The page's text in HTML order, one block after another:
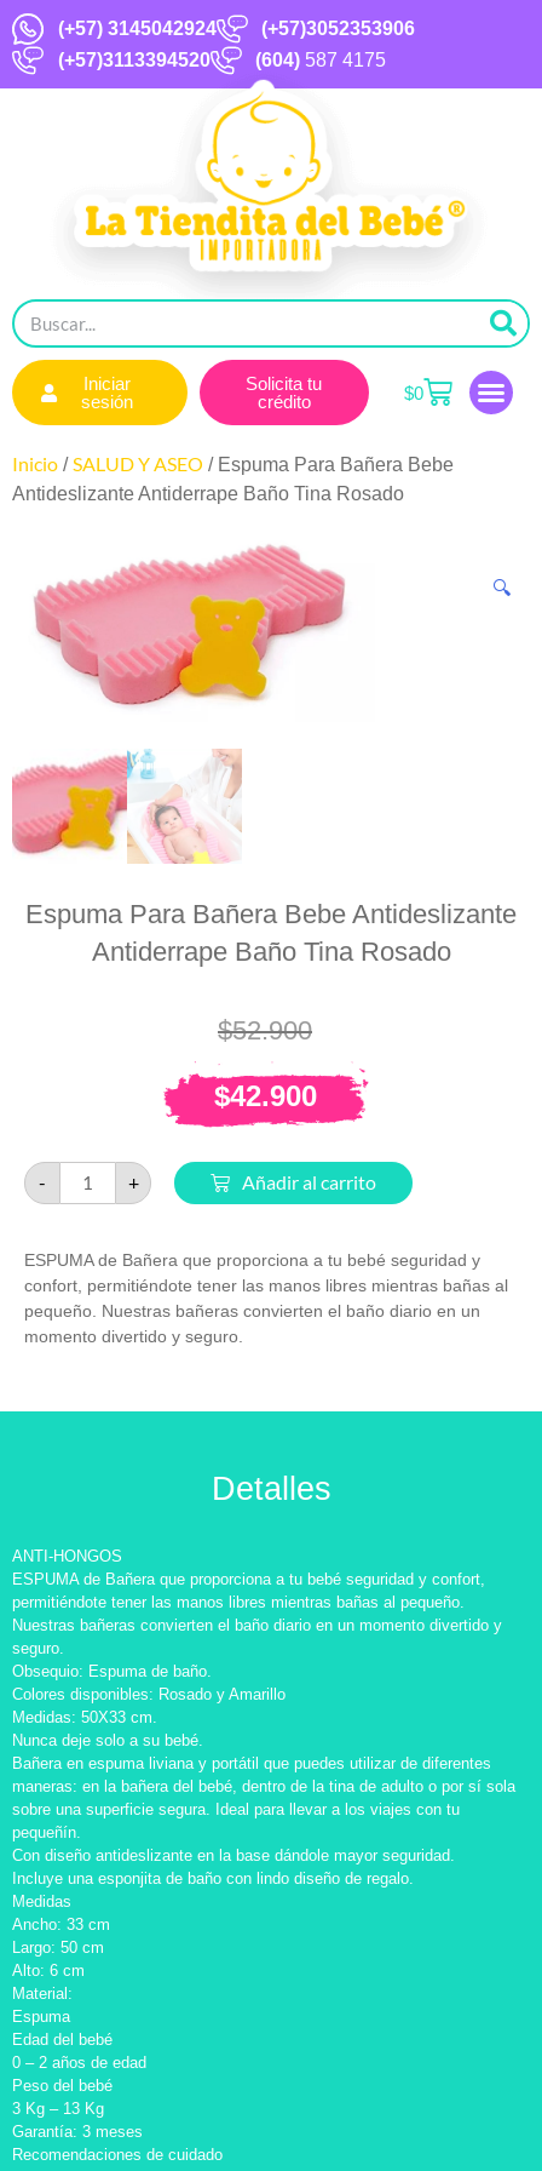
(+57) 3145042924
(+57)3052353906
(+57)3113394520
(604) 587 4175
Iniciar
sesión
Solicita tu
crédito
$0
Inicio /SALUD Y ASEO / Espuma Para Bañera Bebe
Antideslizante Antiderrape Baño Tina Rosado
🔍
Espuma Para Bañera Bebe Antideslizante
Antiderrape Baño Tina Rosado
$52.900
$42.900
- + Añadir al carrito
ESPUMA de Bañera que proporciona a tu bebé seguridad y
confort, permitiéndote tener las manos libres mientras bañas al
pequeño. Nuestras bañeras convierten el baño diario en un
momento divertido y seguro.
Detalles
ANTI-HONGOS
ESPUMA de Bañera que proporciona a tu bebé seguridad y confort,
permitiéndote tener las manos libres mientras bañas al pequeño.
Nuestras bañeras convierten el baño diario en un momento divertido y
seguro.
Obsequio: Espuma de baño.
Colores disponibles: Rosado y Amarillo
Medidas: 50X33 cm.
Nunca deje solo a su bebé.
Bañera en espuma liviana y portátil que puedes utilizar de diferentes
maneras: en la bañera del bebé, dentro de la tina de adulto o por sí sola
sobre una superficie segura. Ideal para llevar a los viajes con tu
pequeñín.
Con diseño antideslizante en la base dándole mayor seguridad.
Incluye una esponjita de baño con lindo diseño de regalo.
Medidas
Ancho: 33 cm
Largo: 50 cm
Alto: 6 cm
Material:
Espuma
Edad del bebé
0 – 2 años de edad
Peso del bebé
3 Kg – 13 Kg
Garantía: 3 meses
Recomendaciones de cuidado